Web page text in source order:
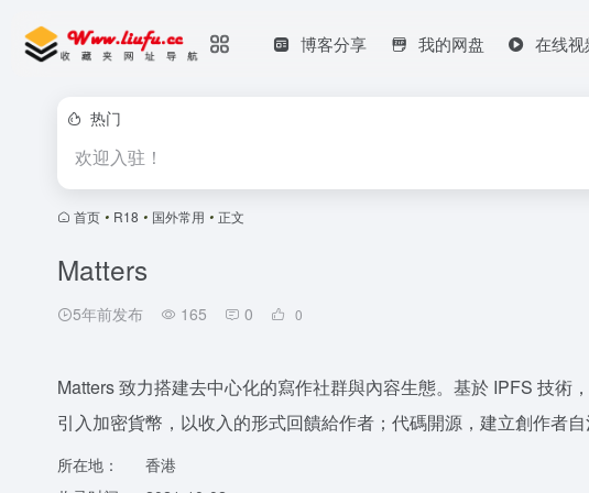
博客分享 我的网盘 在线视
热门
欢迎入驻！
首页 • R18 • 国外常用 • 正文
Matters
5年前发布 165 0 0
Matters 致力搭建去中心化的寫作社群與內容生態。基於 IPFS 技術
引入加密貨幣，以收入的形式回饋給作者；代碼開源，建立創作者自
所在地：
香港